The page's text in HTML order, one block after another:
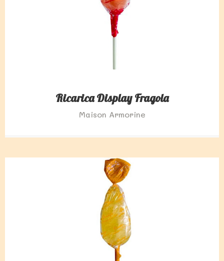
Ricarica Display Fragola
Maison Armorine